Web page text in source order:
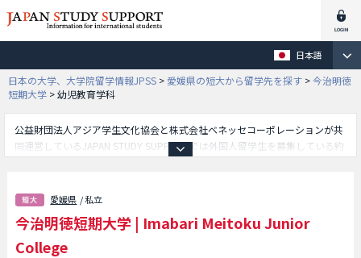
日本語
日本の大学、大学院留学情報JPSS > 愛媛県の短大から留学先を探す > 今治明徳
短期大学 >幼児教育学科
公益財団法人アジア学生文化協会と株式会社ベネッセコーポレーションが共
同運営しているJAPAN STUDY SUPPORTでは外国人留学生を募集している約
イン学科学部や幼児教育学科学部等、学部別情報や、募集定員や合格者数な
ど入試情報、施設案内、アクセスなど外国人留学生に必要な情報を掲載して
いるので是非ご利用ください。
愛媛県 / 私立
今治明徳短期大学 | Imabari Meitoku Junior
College